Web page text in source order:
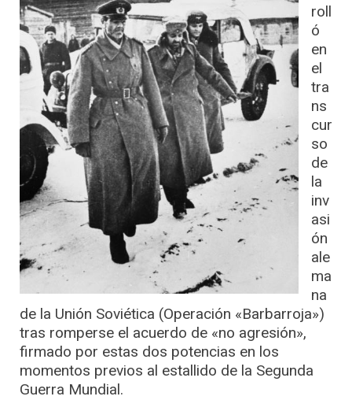
roll
ó
en
el
tra
ns
cur
so
de
la
inv
asi
ón
ale
ma
na
de la Unión Soviética (Operación «Barbarroja»)
tras romperse el acuerdo de «no agresión»,
firmado por estas dos potencias en los
momentos previos al estallido de la Segunda
Guerra Mundial.